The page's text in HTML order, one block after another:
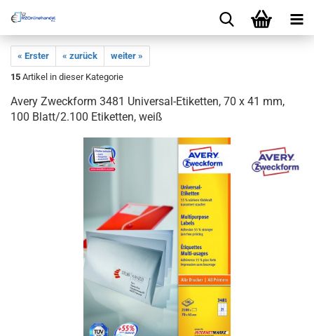
« Erster « zurück
weiter »
15 Artikel in dieser Kategorie
Avery Zweckform 3481 Universal-Etiketten, 70 x 41 mm,
100 Blatt/2.100 Etiketten, weiß